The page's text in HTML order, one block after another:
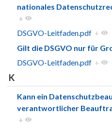
nationales
+
DSGVO-Leitfaden.pdf +
Gilt die DSGVO nur für
DSGVO-Leitfaden.pdf +
K
Kann ein
verantwortlicher
+